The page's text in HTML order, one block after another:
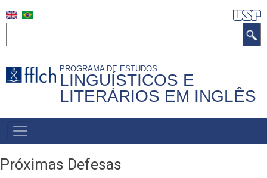
para
principal
PROGRAMA DE ESTUDOS
LINGUÍSTICOS E
LITERÁRIOS EM INGLÊS
MAIN
MENU
Próximas Defesas